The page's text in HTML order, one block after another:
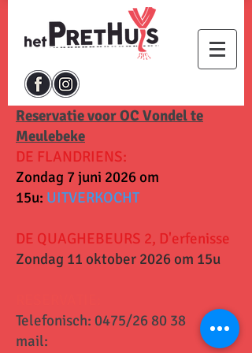
Reservatie voor OC Vondel te
Meulebeke
DE FLANDRIENS:
Zondag 7 juni 2026 om
15u: UITVERKOCHT
DE QUAGHEBEURS 2, D'erfenisse
Zondag 11 oktober 2026 om 15u
Telefonisch: 0475/26 80 38
mail: